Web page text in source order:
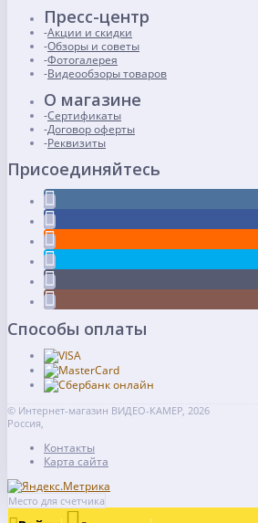
Пресс-центр
Акции и скидки
Обзоры и советы
Фотогалерея
Видеообзоры товаров
О магазине
Сертификаты
Договор оферты
Реквизиты
Присоединяйтесь
Способы оплаты
© Интернет-магазин ВИДЕО-КАМЕР, 2026
Россия,
Контакты
Карта сайта
Место для счетчика